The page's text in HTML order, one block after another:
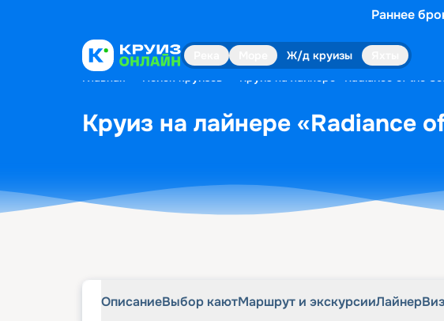
Раннее
Ж/д круизы
Главная Поиск круизов Круиз на лайнере «Radiance of the
Круиз на лайнере «Radiance
ОписаниеВыбор каютМаршрут и экскурсииЛайнер